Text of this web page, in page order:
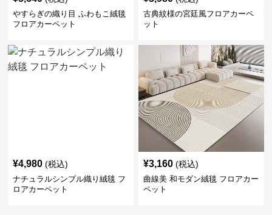
やすらぎの織り目 ふわもこ絨毯
フロアカーペット
古典紋様の宮廷風フロアカーペ
ット
¥4,980 (税込)
ナチュラルシンプル織り絨毯 フ
ロアカーペット
¥3,160 (税込)
曲線美 和モダン絨毯 フロアカー
ペット